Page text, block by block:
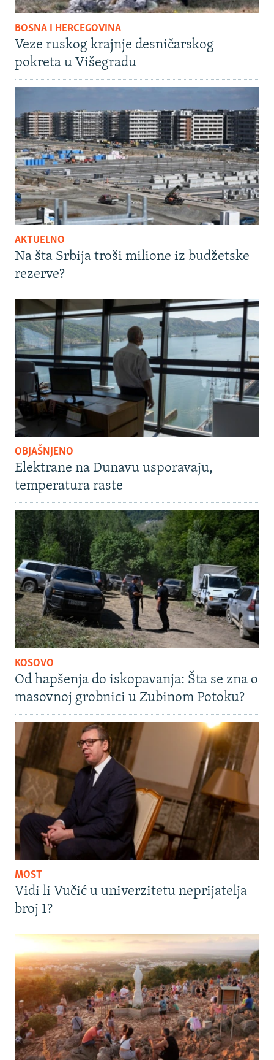
BOSNA I HERCEGOVINA
Veze ruskog krajnje desničarskog
pokreta u Višegradu
AKTUELNO
Na šta Srbija troši milione iz budžetske
rezerve?
OBJAŠNJENO
Elektrane na Dunavu usporavaju,
temperatura raste
KOSOVO
Od hapšenja do iskopavanja: Šta se zna o
masovnoj grobnici u Zubinom Potoku?
MOST
Vidi li Vučić u univerzitetu neprijatelja
broj 1?